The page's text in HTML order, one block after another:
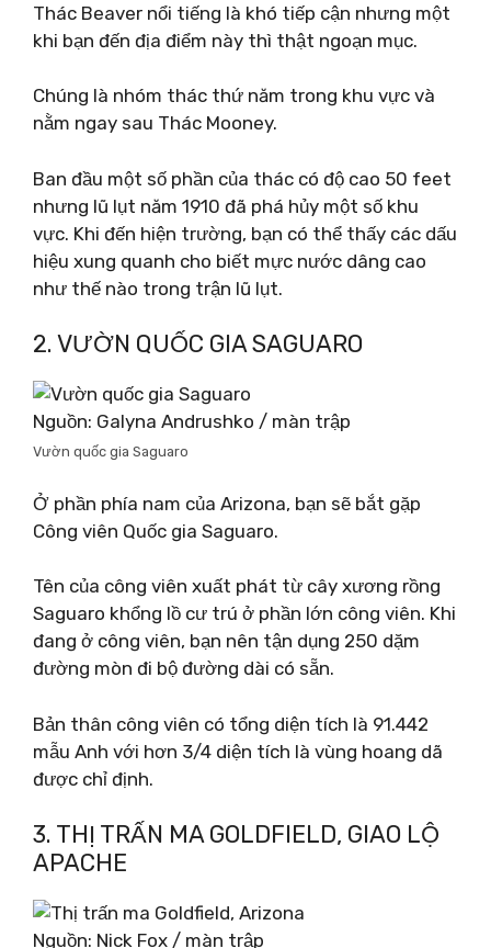
Thác Beaver nổi tiếng là khó tiếp cận nhưng một
khi bạn đến địa điểm này thì thật ngoạn mục.
Chúng là nhóm thác thứ năm trong khu vực và
nằm ngay sau Thác Mooney.
Ban đầu một số phần của thác có độ cao 50 feet
nhưng lũ lụt năm 1910 đã phá hủy một số khu
vực. Khi đến hiện trường, bạn có thể thấy các dấu
hiệu xung quanh cho biết mực nước dâng cao
như thế nào trong trận lũ lụt.
2. VƯỜN QUỐC GIA SAGUARO
Nguồn: Galyna Andrushko / màn trập
Vườn quốc gia Saguaro
Ở phần phía nam của Arizona, bạn sẽ bắt gặp
Công viên Quốc gia Saguaro.
Tên của công viên xuất phát từ cây xương rồng
Saguaro khổng lồ cư trú ở phần lớn công viên. Khi
đang ở công viên, bạn nên tận dụng 250 dặm
đường mòn đi bộ đường dài có sẵn.
Bản thân công viên có tổng diện tích là 91.442
mẫu Anh với hơn 3/4 diện tích là vùng hoang dã
được chỉ định.
3. THỊ TRẤN MA GOLDFIELD, GIAO LỘ
APACHE
Nguồn: Nick Fox / màn trập